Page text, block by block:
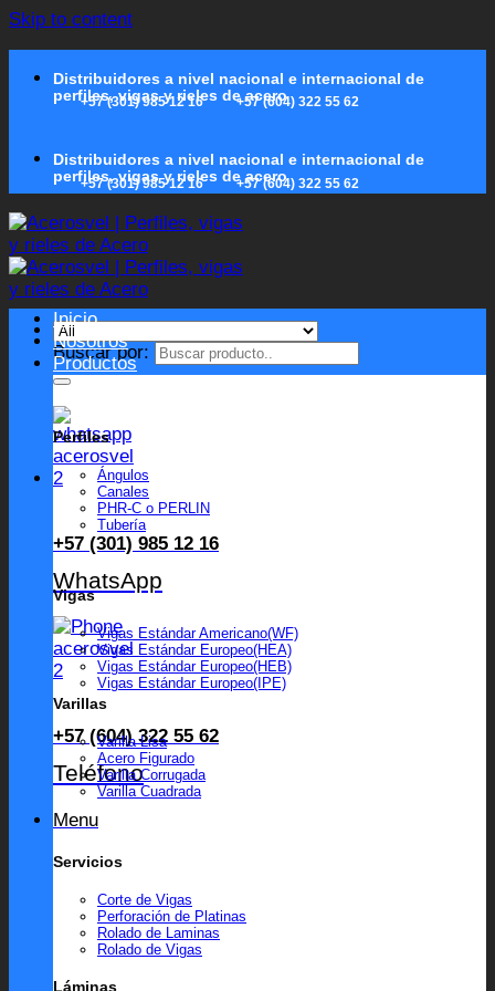
Skip to content
Distribuidores a nivel nacional e internacional de
perfiles, vigas y rieles de acero
+57 (301) 985 12 16 +57 (604) 322 55 62
Distribuidores a nivel nacional e internacional de
perfiles, vigas y rieles de acero
+57 (301) 985 12 16 +57 (604) 322 55 62
Buscar por:
+57 (301) 985 12 16
WhatsApp
+57 (604) 322 55 62
Teléfono
Menu
Inicio
Nosotros
Productos
Perfiles
Ángulos
Canales
PHR-C o PERLIN
Tubería
Vigas
Vigas Estándar Americano(WF)
Vigas Estándar Europeo(HEA)
Vigas Estándar Europeo(HEB)
Vigas Estándar Europeo(IPE)
Varillas
Varilla Lisa
Acero Figurado
Varilla Corrugada
Varilla Cuadrada
Servicios
Corte de Vigas
Perforación de Platinas
Rolado de Laminas
Rolado de Vigas
Láminas